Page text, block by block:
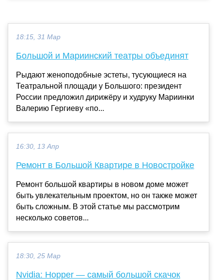
18:15, 31 Мар
Большой и Мариинский театры объединят
Рыдают женоподобные эстеты, тусующиеся на
Театральной площади у Большого: президент
России предложил дирижёру и худруку Мариинки
Валерию Гергиеву «по...
16:30, 13 Апр
Ремонт в Большой Квартире в Новостройке
Ремонт большой квартиры в новом доме может
быть увлекательным проектом, но он также может
быть сложным. В этой статье мы рассмотрим
несколько советов...
18:30, 25 Мар
Nvidia: Hopper — самый большой скачок